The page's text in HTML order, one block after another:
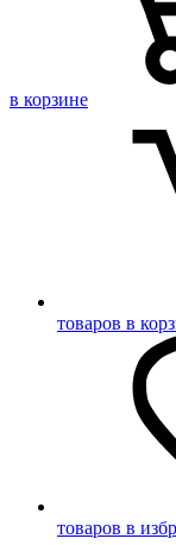
в корзине
товаров в
товаров в